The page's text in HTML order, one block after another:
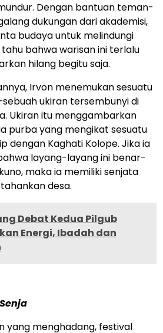
Dengan bantuan teman-
dukungan dari akademisi,
budaya untuk melindungi
tahu bahwa warisan ini terlalu
hilang begitu saja.
Irvon menemukan sesuatu
ukiran tersembunyi di
Ukiran itu menggambarkan
purba yang mengikat sesuatu
dengan Kaghati Kolope. Jika ia
layang-layang ini benar-
maka ia memiliki senjata
desa.
Debat Kedua Pilgub
Energi, Ibadah dan
yang menghadang, festival